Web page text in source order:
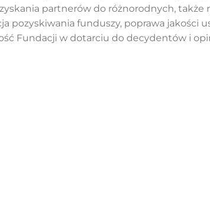
partnerów do różnorodnych,
pozyskiwania funduszy, poprawa jakości
Fundacji w dotarciu do decydentów i